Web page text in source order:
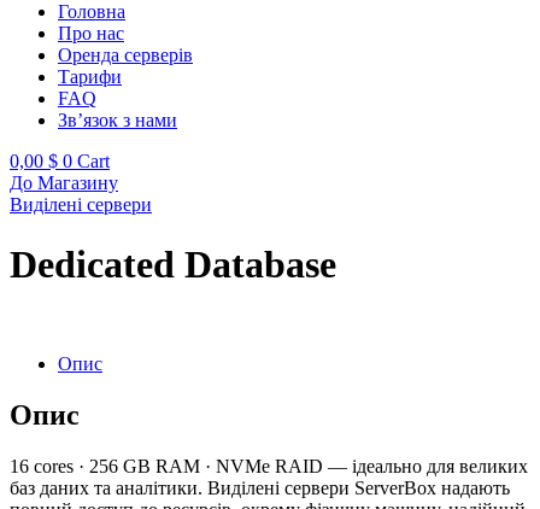
Головна
Про нас
Оренда серверів
Тарифи
FAQ
Зв’язок з нами
0,00 $ 0 Cart
До Магазину
Виділені сервери
Dedicated Database
Опис
Опис
16 cores · 256 GB RAM · NVMe RAID — ідеально для великих
баз даних та аналітики. Виділені сервери ServerBox надають